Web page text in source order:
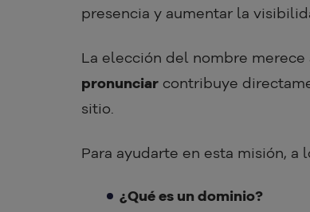
presencia y aumentar la
La elección del nombre
pronunciar contribuye
sitio.
Para ayudarte en esta misión,
¿Qué es un dominio?